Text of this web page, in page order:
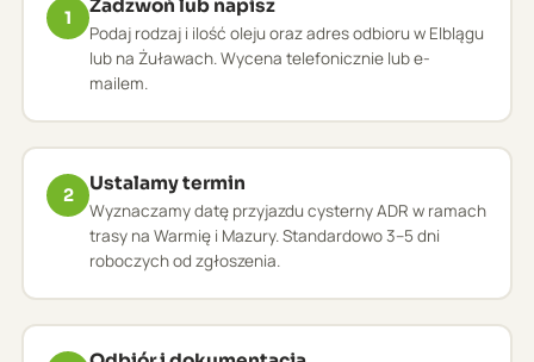
1
Zadzwoń lub napisz
Podaj rodzaj i ilość oleju oraz adres odbioru w Elblągu
lub na Żuławach. Wycena telefonicznie lub e-
mailem.
2
Ustalamy termin
Wyznaczamy datę przyjazdu cysterny ADR w ramach
trasy na Warmię i Mazury. Standardowo 3–5 dni
roboczych od zgłoszenia.